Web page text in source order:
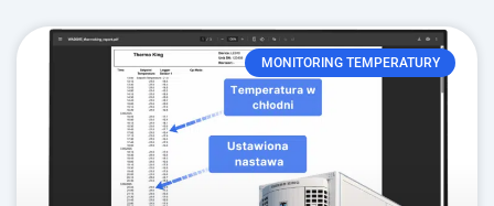
MONITORING TEMPERATURY